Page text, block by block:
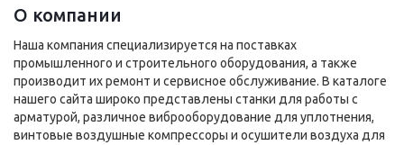
О компании
Наша компания специализируется на поставках
промышленного и строительного оборудования, а также
производит их ремонт и сервисное обслуживание. В каталоге
нашего сайта широко представлены станки для работы с
арматурой, различное виброоборудование для уплотнения,
винтовые воздушные компрессоры и осушители воздуха для